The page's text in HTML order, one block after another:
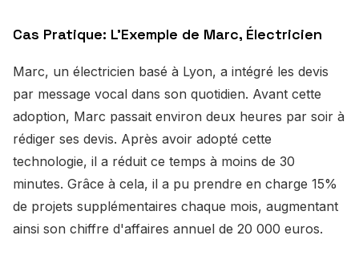
Cas Pratique: L'Exemple de Marc, Électricien
Marc, un électricien basé à Lyon, a intégré les devis
par message vocal dans son quotidien. Avant cette
adoption, Marc passait environ deux heures par soir à
rédiger ses devis. Après avoir adopté cette
technologie, il a réduit ce temps à moins de 30
minutes. Grâce à cela, il a pu prendre en charge 15%
de projets supplémentaires chaque mois, augmentant
ainsi son chiffre d'affaires annuel de 20 000 euros.